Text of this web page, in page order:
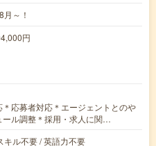
～！
円
＊応募者対応＊エージェントとのや
ール調整＊採用・求人に関…
キル不要 / 英語力不要